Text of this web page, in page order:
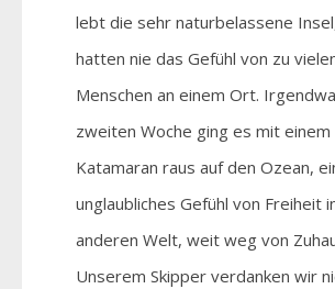
lebt die sehr naturbelassene
hatten nie das Gefühl von zu
Menschen an einem Ort.
zweiten Woche ging es mit einem
Katamaran raus auf den Ozean,
unglaubliches Gefühl von Freiheit
anderen Welt, weit weg von
Unserem Skipper verdanken wir